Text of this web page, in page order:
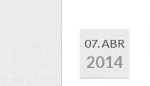
07. ABR
2014